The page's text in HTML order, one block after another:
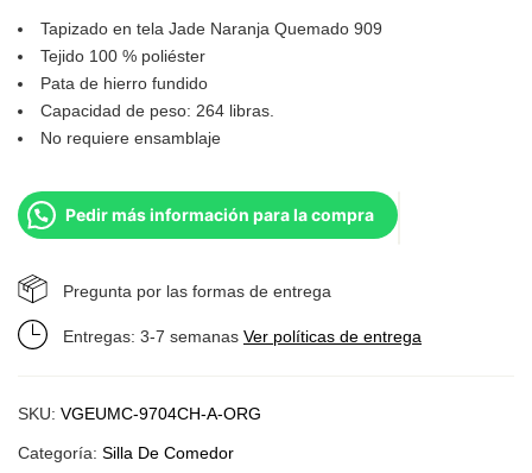
Tapizado en tela Jade Naranja Quemado 909
Tejido 100 % poliéster
Pata de hierro fundido
Capacidad de peso: 264 libras.
No requiere ensamblaje
Pedir más información para la compra
Pregunta por las formas de entrega
Entregas: 3-7 semanas Ver políticas de entrega
SKU: VGEUMC-9704CH-A-ORG
Categoría: Silla De Comedor